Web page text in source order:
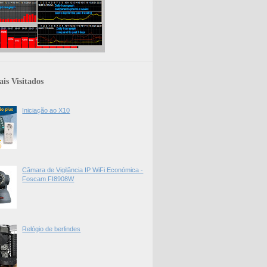
Visitados
Iniciação ao X10
Câmara de Vigilância IP WiFi Económica -
Foscam FI8908W
Relógio de berlindes